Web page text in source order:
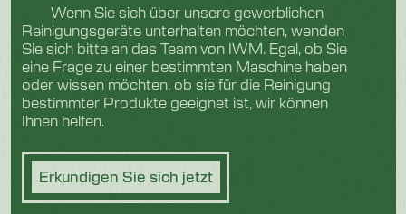
Wenn Sie sich über unsere gewerblichen
Reinigungsgeräte unterhalten möchten, wenden
Sie sich bitte an das Team von IWM. Egal, ob Sie
eine Frage zu einer bestimmten Maschine haben
oder wissen möchten, ob sie für die Reinigung
bestimmter Produkte geeignet ist, wir können
Ihnen helfen.
Erkundigen Sie sich jetzt